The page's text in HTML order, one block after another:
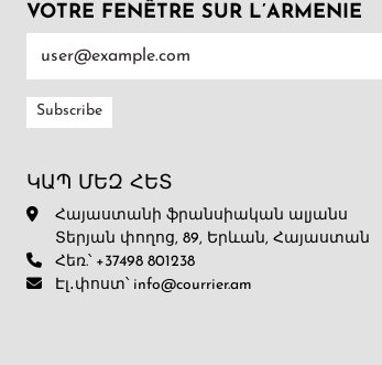
VOTRE FENÊTRE SUR L’ARMENIE
ԿԱՊ ՄԵԶ ՀԵՏ
Հայաստանի ֆրանսիական ալյանս
Տերյան փողոց, 89, Երևան, Հայաստան
Հեռ.՝ +37498 801238
Էլ․փոստ՝ info@courrier.am